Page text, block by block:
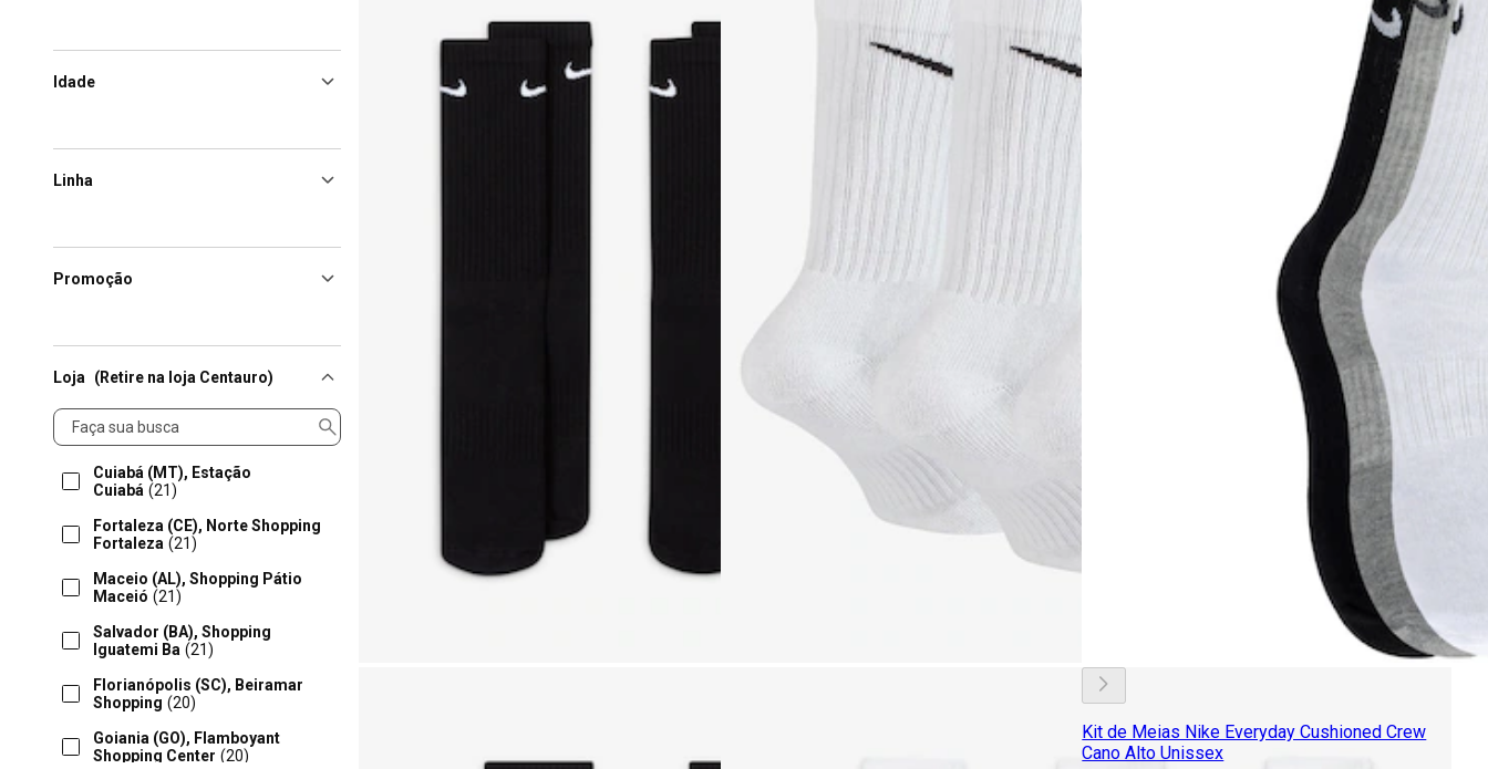
Idade
Linha
Promoção
Loja (Retire na loja Centauro)
Loja
Cuiabá (MT), Estação
Cuiabá (21)
Fortaleza (CE), Norte Shopping
Fortaleza (21)
Maceio (AL), Shopping Pátio
Maceió (21)
Salvador (BA), Shopping
Iguatemi Ba (21)
Florianópolis (SC), Beiramar
Shopping (20)
Goiania (GO), Flamboyant
Shopping Center (20)
Kit de Meias Nike Everyday Cushioned Crew
Cano Alto Unissex